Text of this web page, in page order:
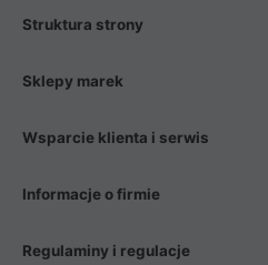
Struktura strony
Sklepy marek
Wsparcie klienta i serwis
Informacje o firmie
Regulaminy i regulacje